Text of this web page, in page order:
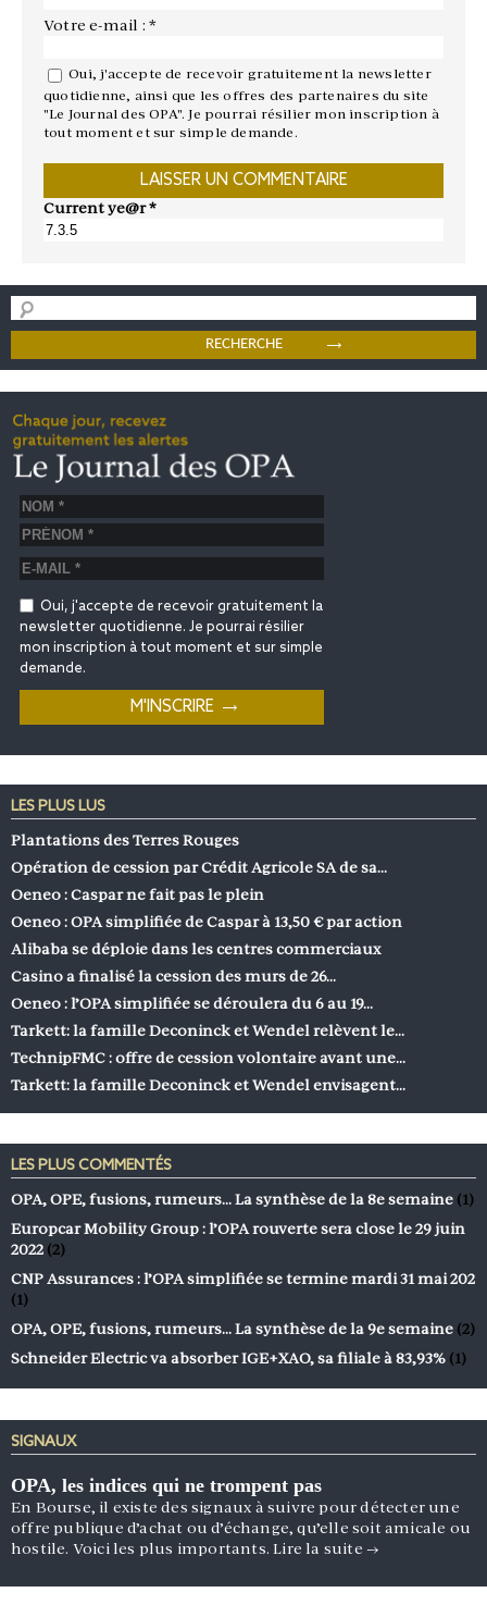
Votre e-mail : *
Oui, j'accepte de recevoir gratuitement la newsletter
quotidienne, ainsi que les offres des partenaires du site
"Le Journal des OPA". Je pourrai résilier mon inscription à
tout moment et sur simple demande.
Current ye@r*
Oui, j'accepte de recevoir gratuitement la
newsletter quotidienne. Je pourrai résilier
mon inscription à tout moment et sur simple
demande.
LES PLUS LUS
Plantations des Terres Rouges
Opération de cession par Crédit Agricole SA de sa…
Oeneo : Caspar ne fait pas le plein
Oeneo : OPA simplifiée de Caspar à 13,50 € par action
Alibaba se déploie dans les centres commerciaux
Casino a finalisé la cession des murs de 26…
Oeneo : l’OPA simplifiée se déroulera du 6 au 19…
Tarkett: la famille Deconinck et Wendel relèvent le…
TechnipFMC : offre de cession volontaire avant une…
Tarkett: la famille Deconinck et Wendel envisagent…
LES PLUS COMMENTÉS
OPA, OPE, fusions, rumeurs… La synthèse de la 8e semaine (1)
Europcar Mobility Group : l’OPA rouverte sera close le 29 juin
2022 (2)
CNP Assurances : l’OPA simplifiée se termine mardi 31 mai 202
(1)
OPA, OPE, fusions, rumeurs… La synthèse de la 9e semaine (2)
Schneider Electric va absorber IGE+XAO, sa filiale à 83,93% (1)
SIGNAUX
OPA, les indices qui ne trompent pas
En Bourse, il existe des signaux à suivre pour détecter une
offre publique d’achat ou d’échange, qu’elle soit amicale ou
hostile. Voici les plus importants.Lire la suite →